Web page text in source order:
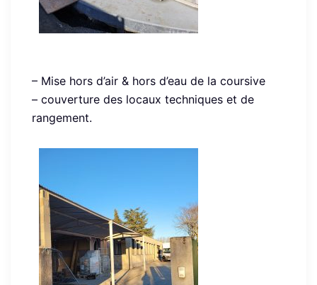
– Mise hors d’air & hors d’eau de la coursive
– couverture des locaux techniques et de
rangement.